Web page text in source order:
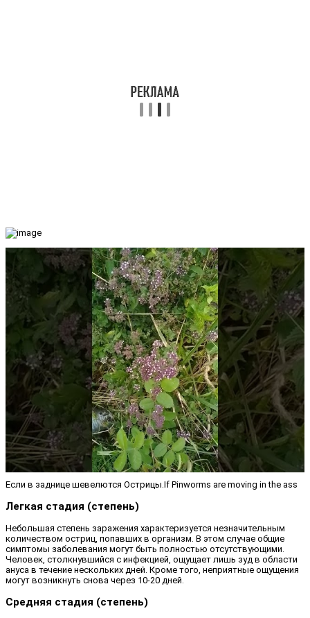
Если в заднице шевелются Острицы.If Pinworms are moving in the ass
Легкая стадия (степень)
Небольшая степень заражения характеризуется незначительным
количеством остриц, попавших в организм. В этом случае общие
симптомы заболевания могут быть полностью отсутствующими.
Человек, столкнувшийся с инфекцией, ощущает лишь зуд в области
ануса в течение нескольких дней. Кроме того, неприятные ощущения
могут возникнуть снова через 10-20 дней.
Средняя стадия (степень)